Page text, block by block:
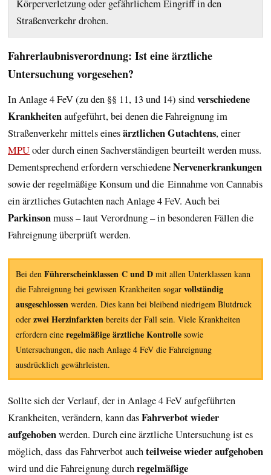
Körperverletzung oder gefährlichem Eingriff in den
Straßenverkehr drohen.
Fahrerlaubnisverordnung: Ist eine ärztliche
Untersuchung vorgesehen?
In Anlage 4 FeV (zu den §§ 11, 13 und 14) sindverschiedene
Krankheitenaufgeführt, bei denen die Fahreignung im
Straßenverkehr mittels einesärztlichen Gutachtens, einer
MPUoder durch einen Sachverständigen beurteilt werden muss.
Dementsprechend erfordern verschiedeneNervenerkrankungen
sowie der regelmäßige Konsum und die Einnahme von Cannabis
ein ärztliches Gutachten nach Anlage 4 FeV. Auch bei
Parkinsonmuss – laut Verordnung – in besonderen Fällen die
Fahreignung überprüft werden.
Bei den Führerscheinklassen C und D mit allen Unterklassen kann
die Fahreignung bei gewissen Krankheiten sogar vollständig
ausgeschlossen werden. Dies kann bei bleibend niedrigem Blutdruck
oder zwei Herzinfarkten bereits der Fall sein. Viele Krankheiten
erfordern eine regelmäßige ärztliche Kontrolle sowie
Untersuchungen, die nach Anlage 4 FeV die Fahreignung
ausdrücklich gewährleisten.
Sollte sich der Verlauf, der in Anlage 4 FeV aufgeführten
Krankheiten, verändern, kann dasFahrverbot wieder
aufgehobenwerden. Durch eine ärztliche Untersuchung ist es
möglich, dass das Fahrverbot auchteilweise wieder aufgehoben
wird und die Fahreignung durchregelmäßige